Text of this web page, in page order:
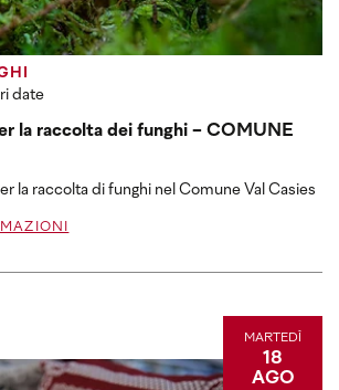
date
la raccolta dei funghi - COMUNE
la raccolta di funghi nel Comune Val Casies
MARTEDÌ
18
AGO